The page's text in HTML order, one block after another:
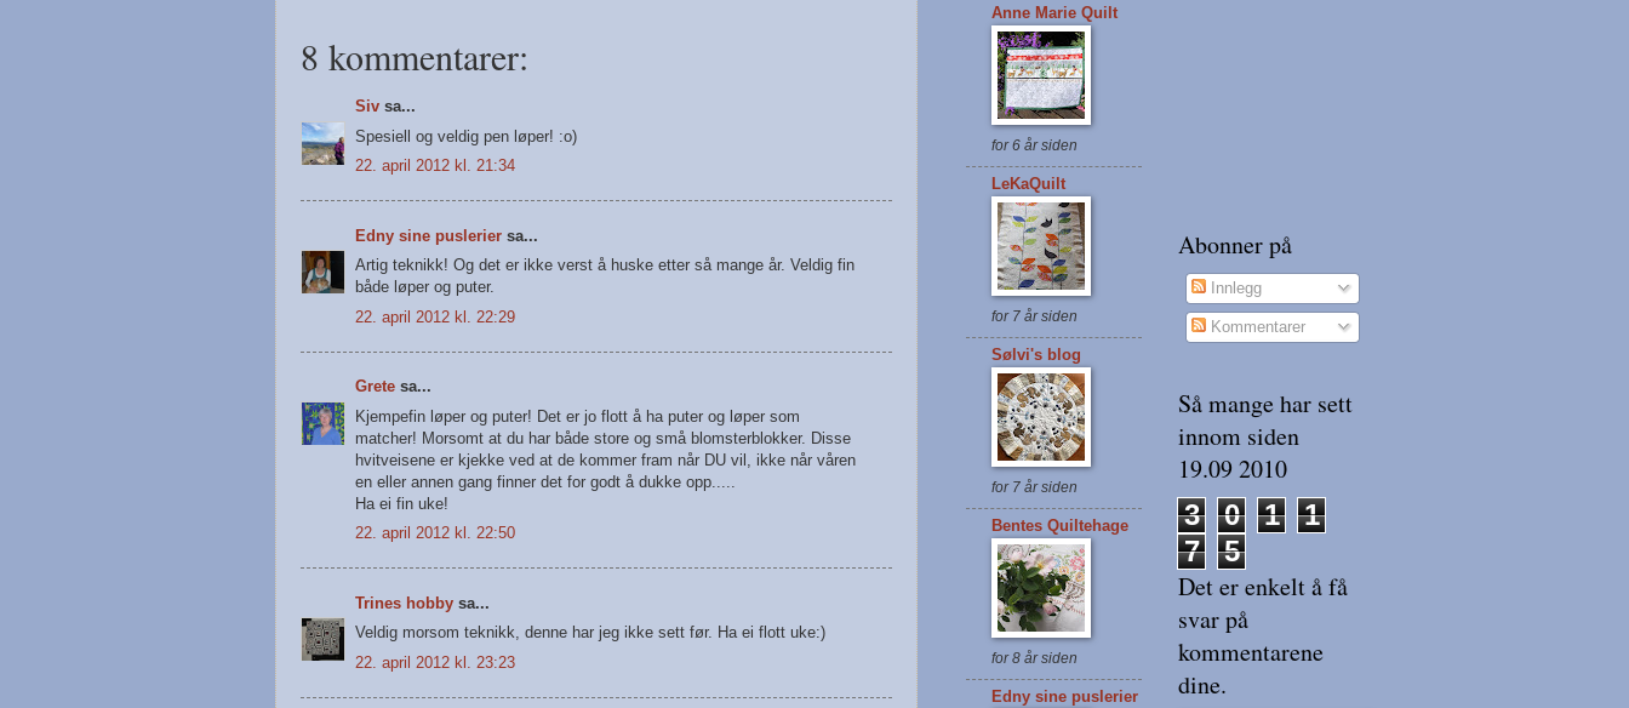
8 kommentarer:
Siv sa...
Spesiell og veldig pen løper! :o)
22. april 2012 kl. 21:34
Edny sine puslerier sa...
Artig teknikk! Og det er ikke verst å huske etter så mange år. Veldig fin
både løper og puter.
22. april 2012 kl. 22:29
Grete sa...
Kjempefin løper og puter! Det er jo flott å ha puter og løper som
matcher! Morsomt at du har både store og små blomsterblokker. Disse
hvitveisene er kjekke ved at de kommer fram når DU vil, ikke når våren
en eller annen gang finner det for godt å dukke opp.....
Ha ei fin uke!
22. april 2012 kl. 22:50
Trines hobby sa...
Veldig morsom teknikk, denne har jeg ikke sett før. Ha ei flott uke:)
22. april 2012 kl. 23:23
Anne Marie Quilt
for 6 år siden
LeKaQuilt
for 7 år siden
Sølvi's blog
for 7 år siden
Bentes Quiltehage
for 8 år siden
Edny sine puslerier
Abonner på
Innlegg
Kommentarer
Så mange har sett
innom siden
19.09 2010
3
0 1
1
7
5
Det er enkelt å få
svar på
kommentarene
dine.